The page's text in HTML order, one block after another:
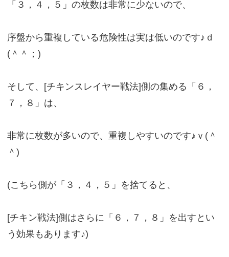
「３，４，５」の枚数は非常に少ないので、
序盤から重複している危険性は実は低いのです♪ｄ
(＾＾；)
そして、[チキンスレイヤー戦法]側の集める「６，
７，８」は、
非常に枚数が多いので、重複しやすいのです♪ｖ(＾
＾)
(こちら側が「３，４，５」を捨てると、
[チキン戦法]側はさらに「６，７，８」を出すとい
う効果もあります♪)